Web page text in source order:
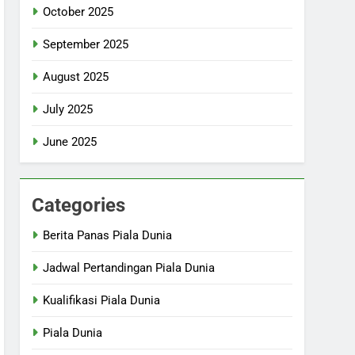
October 2025
September 2025
August 2025
July 2025
June 2025
Categories
Berita Panas Piala Dunia
Jadwal Pertandingan Piala Dunia
Kualifikasi Piala Dunia
Piala Dunia